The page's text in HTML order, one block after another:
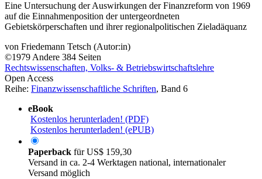
Eine Untersuchung der Auswirkungen der Finanzreform von 1969
auf die Einnahmenposition der untergeordneten
Gebietskörperschaften und ihrer regionalpolitischen Zieladäquanz
von Friedemann Tetsch (Autor:in)
©1979Andere 384 Seiten
Rechtswissenschaften, Volks- & Betriebswirtschaftslehre
Open Access
Reihe: Finanzwissenschaftliche Schriften, Band 6
eBook
Kostenlos herunterladen! (PDF)
Kostenlos herunterladen! (ePUB)
Paperback fürUS$ 159,30
Versand in ca. 2-4 Werktagen national, internationaler
Versand möglich